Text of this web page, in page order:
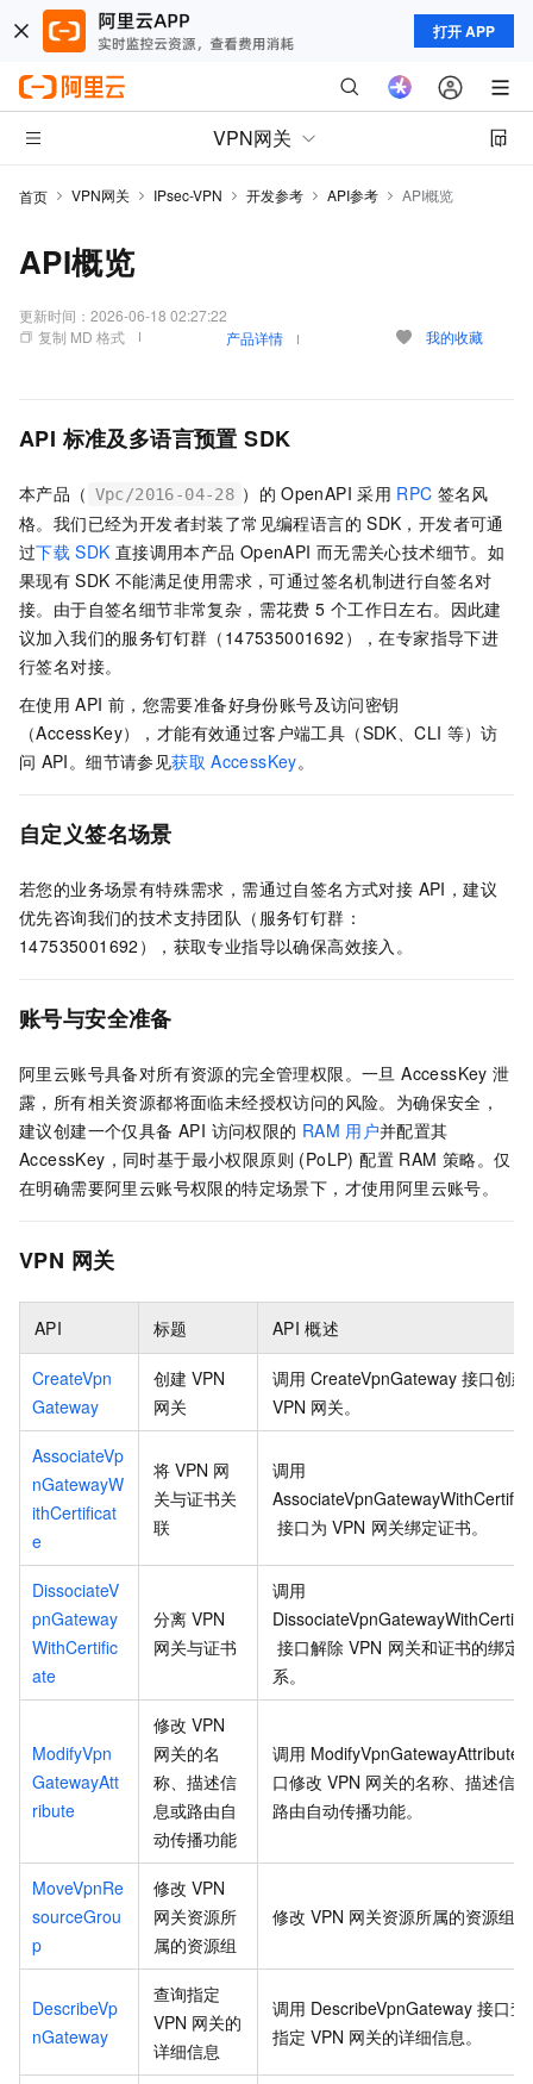
打开 APP
VPN网关
首页 VPN网关 IPsec-VPN 开发参考 API参考 API概览
API概览
更新时间： 2026-06-18 02:27:22
复制 MD 格式
产品详情 我的收藏
API 标准及多语言预置 SDK
本产品（ Vpc/2016-04-28 ）的 OpenAPI 采用 RPC 签名风
格。我们已经为开发者封装了常见编程语言的 SDK，开发者可通
过下载 SDK 直接调用本产品 OpenAPI 而无需关心技术细节。如
果现有 SDK 不能满足使用需求，可通过签名机制进行自签名对
接。由于自签名细节非常复杂，需花费 5 个工作日左右。因此建
议加入我们的服务钉钉群（147535001692），在专家指导下进
行签名对接。
在使用 API 前，您需要准备好身份账号及访问密钥
（AccessKey），才能有效通过客户端工具（SDK、CLI 等）访
问 API。细节请参见获取 AccessKey。
自定义签名场景
若您的业务场景有特殊需求，需通过自签名方式对接 API，建议
优先咨询我们的技术支持团队（服务钉钉群：
147535001692），获取专业指导以确保高效接入。
账号与安全准备
阿里云账号具备对所有资源的完全管理权限。一旦 AccessKey 泄
露，所有相关资源都将面临未经授权访问的风险。为确保安全，
建议创建一个仅具备 API 访问权限的 RAM 用户并配置其
AccessKey，同时基于最小权限原则 (PoLP) 配置 RAM 策略。仅
在明确需要阿里云账号权限的特定场景下，才使用阿里云账号。
VPN 网关
API 标题 API 概述
CreateVpn
Gateway
创建 VPN
网关
调用 CreateVpnGateway 接口创建
VPN 网关。
AssociateVp
nGatewayW
ithCertificat
e
将 VPN 网
关与证书关
联
调用
接口为 VPN 网关绑定证书。
DissociateV
pnGateway
WithCertific
ate
分离 VPN
网关与证书
调用
接口解除 VPN 网关和证书的绑定
系。
ModifyVpn
GatewayAtt
ribute
修改 VPN
网关的名
称、描述信
息或路由自
动传播功能
调用 ModifyVpnGatewayAttribute
口修改 VPN 网关的名称、描述信
路由自动传播功能。
MoveVpnRe
sourceGrou
p
修改 VPN
网关资源所
属的资源组
修改 VPN 网关资源所属的资源组。
DescribeVp
nGateway
查询指定
VPN 网关的
详细信息
调用 DescribeVpnGateway 接口查
指定 VPN 网关的详细信息。